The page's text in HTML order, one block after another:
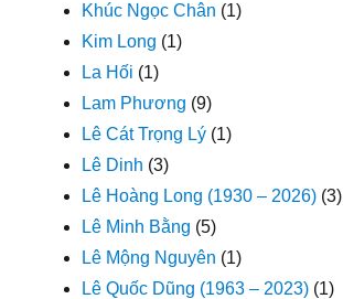
Khúc Ngọc Chân (1)
Kim Long (1)
La Hối (1)
Lam Phương (9)
Lê Cát Trọng Lý (1)
Lê Dinh (3)
Lê Hoàng Long (1930 – 2026) (3)
Lê Minh Bằng (5)
Lê Mộng Nguyên (1)
Lê Quốc Dũng (1963 – 2023) (1)